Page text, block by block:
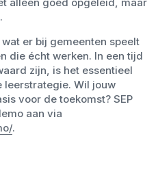
alleen goed opgeleid, maar
er bij gemeenten speelt
die écht werken. In een tijd
zijn, is het essentieel
leerstrategie. Wil jouw
voor de toekomst? SEP
aan via
.